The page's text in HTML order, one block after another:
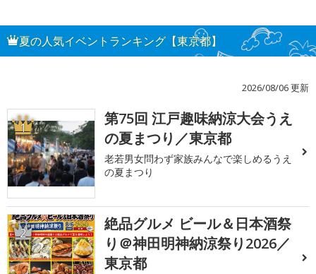
夏の人気イベントランキング【東京都】
2026/08/06 更新
1
第75回 江戸趣味納涼大会うえ
の夏まつり／東京都
老若男女問わず家族みんなで楽しめるうえ
の夏まつり
2
絶品グルメ ビール＆日本酒祭
り＠神田明神納涼祭り2026／
東京都